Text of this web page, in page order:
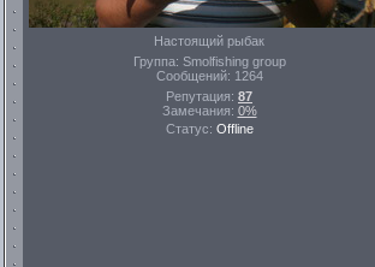
Настоящий рыбак
Группа: Smolfishing group
Сообщений: 1264
Репутация: 87
Замечания: 0%
Статус: Offline